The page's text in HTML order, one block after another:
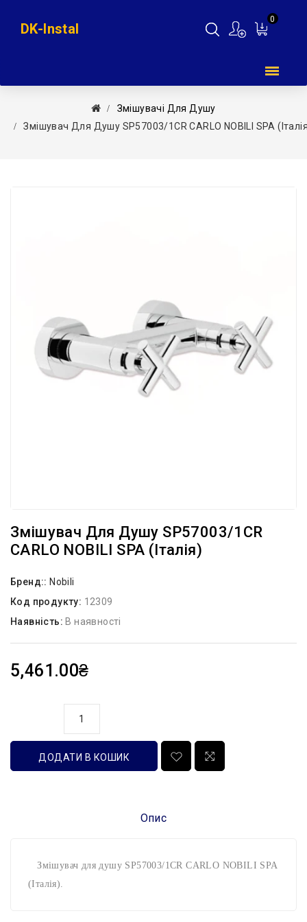
0
DK-Instal
Змішувачі Для Душу
Змішувач Для Душу SP57003/1CR CARLO NOBILI SPA
Змішувач Для Душу SP57003/1CR
CARLO NOBILI SPA (Італія)
Бренд:: Nobili
Код продукту: 12309
Наявність: В наявності
5,461.00₴
ДОДАТИ В КОШИК
Опис
Змішувач для душу SP57003/1CR CARLO NOBILI SPA
(Італія).